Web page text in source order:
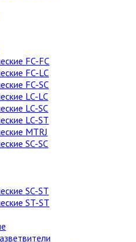
FC-FC
FC-LC
FC-SC
LC-LC
LC-SC
LC-ST
MTRJ
SC-SC
SC-ST
ST-ST